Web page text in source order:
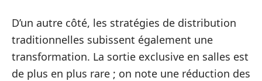
D’un autre côté, les stratégies de distribution
traditionnelles subissent également une
transformation. La sortie exclusive en salles est
de plus en plus rare ; on note une réduction des